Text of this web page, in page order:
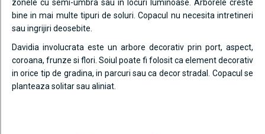
zonele cu semi-umbra sau in locuri luminoase. Arborele creste
bine in mai multe tipuri de soluri. Copacul nu necesita intretineri
sau ingrijiri deosebite.
Davidia involucrata este un arbore decorativ prin port, aspect,
coroana, frunze si flori. Soiul poate fi folosit ca element decorativ
in orice tip de gradina, in parcuri sau ca decor stradal. Copacul se
planteaza solitar sau aliniat.